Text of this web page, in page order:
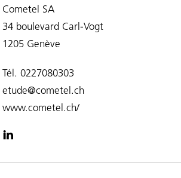
Cometel SA
34 boulevard Carl-Vogt
1205 Genève
Tél. 0227080303
etude@cometel.ch
www.cometel.ch/